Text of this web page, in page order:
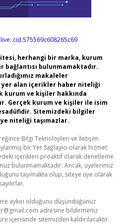
live:.cid.575569c608265c69
herhangi bir marka, kurum
bağlantısı bulunmamaktadır.
makaleler
yer alan içerikler haber niteliği
kurum ve kişiler hakkında
Gerçek kurum ve kişiler ile isim
Sitemizdeki bilgiler
niteliği taşımazlar.
Bilgi Teknolojileri ve İletişim
bir Yer Sağlayıcı olarak hizmet
içerikleri proaktif olarak denetleme
bulunmamaktadır. Ancak, üyelerimiz
taşımakta olup, siteye üye olarak
aykırı olduğunu düşündüğünüz
adresine bildirmeniz
içerisinde sitemizden kaldırılacaktır.